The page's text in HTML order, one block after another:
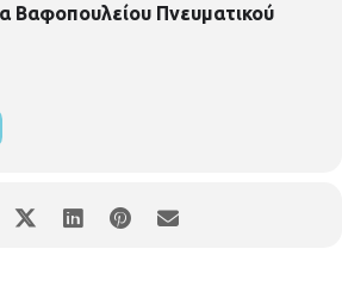
Βαφοπουλείου Πνευματικού